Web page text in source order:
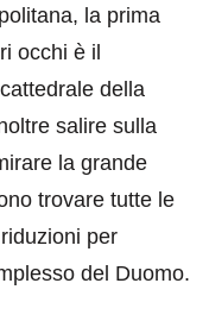
la prima
occhi è il
della
salire sulla
la grande
trovare tutte le
per
del Duomo.